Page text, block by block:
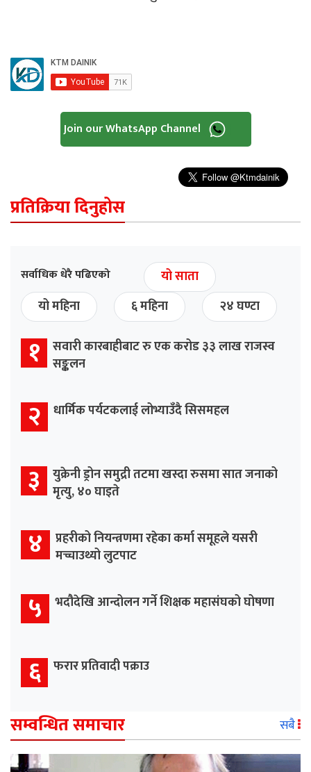
Join our WhatsApp Channel
प्रतिक्रिया दिनुहोस
सर्वाधिक धेरै पढिएको
यो साता
यो महिना
६ महिना २४ घण्टा
१ सवारी कारबाहीबाट रु एक करोड ३३ लाख राजस्व
सङ्कलन
२ धार्मिक पर्यटकलाई लोभ्याउँदै सिसमहल
३ युक्रेनी ड्रोन समुद्री तटमा खस्दा रुसमा सात जनाको
मृत्यु, ४० घाइते
४ प्रहरीको नियन्त्रणमा रहेका कर्मा समूहले यसरी
मच्चाउथ्यो लुटपाट
५ भदौदेखि आन्दोलन गर्ने शिक्षक महासंघको घोषणा
६ फरार प्रतिवादी पक्राउ
सम्वन्धित समाचार सबै